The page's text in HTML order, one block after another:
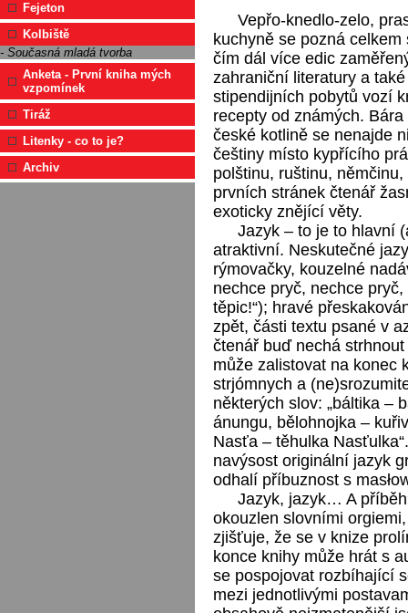
Fejeton
Kolbiště
- Současná mladá tvorba
Anketa - První kniha mých
vzpomínek
Tiráž
Litenky - co to je?
Archiv
Vepřo-knedlo-zelo,
kuchyně se pozná
čím dál více edic
zahraniční literatury a
stipendijních pobytů vozí
recepty od známých.
české kotlině se nenajde
češtiny místo kypřícího
polštinu, ruštinu,
prvních stránek čtenář
exoticky znějící věty.
Jazyk – to je to hlavní
atraktivní. Neskutečné
rýmovačky, kouzelné
nechce pryč, nechce
těpic!“); hravé
zpět, části textu psané v
čtenář buď nechá
může zalistovat na konec
strjómnych a
některých slov: „báltika –
ánungu, bělohnojka –
Nasťa – těhulka
navýsost originální jazyk
odhalí příbuznost s
Jazyk, jazyk… A
okouzlen slovními
zjišťuje, že se v knize
konce knihy může hrát s
se pospojovat rozbíhající
mezi jednotlivými